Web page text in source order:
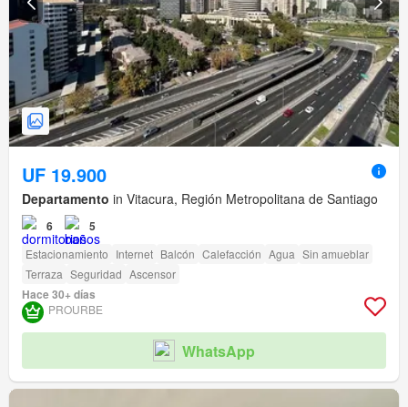
UF 19.900
Departamento in Vitacura, Región Metropolitana de Santiago
6 5
Estacionamiento Internet Balcón Calefacción Agua Sin amueblar
Terraza Seguridad Ascensor
Hace 30+ días
PROURBE
WhatsApp